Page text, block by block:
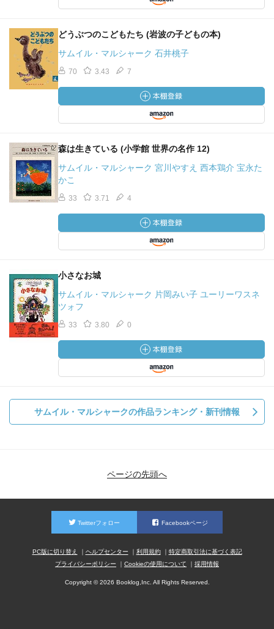
どうぶつのこどもたち (岩波の子どもの本)
サムイル・マルシャーク 石井桃子
70 3.43 7
森は生きている (小学館 世界の名作 12)
サムイル・マルシャーク 宮川やすえ 西本鶏介 宝永た
かこ
33 3.71 4
小さなお城
サムイル・マルシャーク 片岡みい子 ユーリーワスネ
ツォフ
33 3.80 0
サムイル・マルシャークの作品ランキング・新刊情報
ページの先頭へ
Twitterフォロー Facebookページ
PC版に切り替え ヘルプセンター 利用規約
特定商取引法に基づく表記
プライバシーポリシー
Cookieの使用について 採用情報
Copyright © 2026 Booklog,Inc. All Rights Reserved.